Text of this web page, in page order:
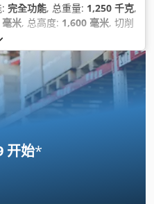
完全功能, 总重量: 1,250 千克,
米, 总高度: 1,600 毫米, 切削
限:
力), MIZAR ALS 系列 - 废旧金
机 用于废电缆和金属的高精度
大而可靠地液压剪切废电缆、
剪切机专为耐用性和操作安
环境中提供一致的剪切性能。
的液压系统： 配备优质的
力稳定、运行平稳快速以及
淬火和镀铬的气缸轴具有出色
条件下的持续性能。
开始*